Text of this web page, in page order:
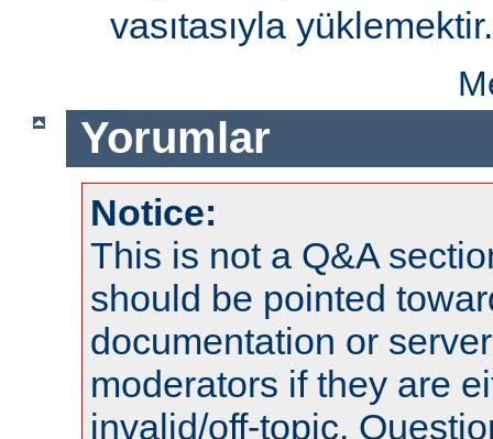
vasıtasıyla yüklemektir.
Yorumlar
Notice:
This is not a Q&A
should be pointed
documentation or
moderators if they are
invalid/off-topic.